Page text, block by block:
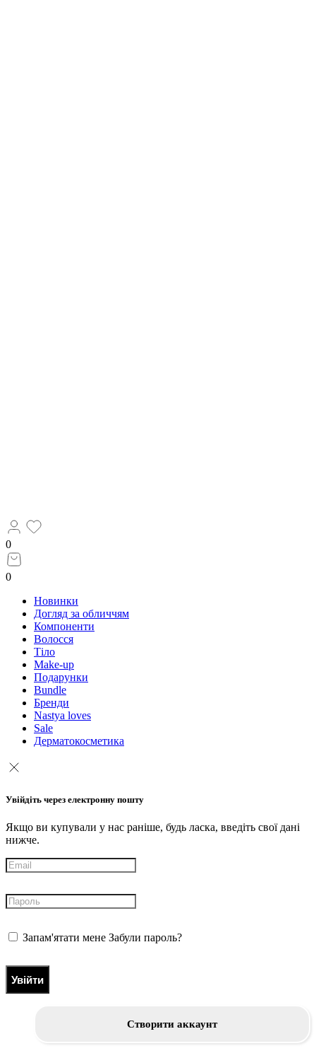
0
0
Новинки
Догляд за обличчям
Компоненти
Волосся
Тіло
Make-up
Подарунки
Bundle
Бренди
Nastya loves
Sale
Дерматокосметика
Увійдіть через електронну пошту
Якщо ви купували у нас раніше, будь ласка, введіть свої дані
нижче.
Запам'ятати мене Забули пароль?
Увійти
Створити аккаунт